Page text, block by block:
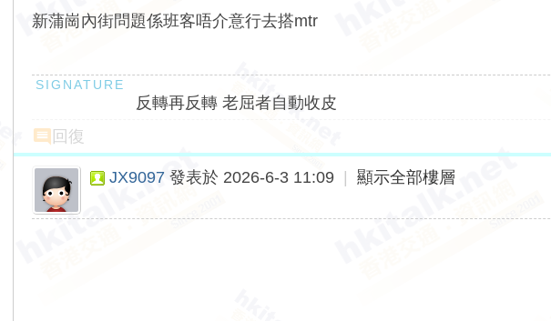
新蒲崗內街問題係班客唔介意行去搭mtr
反轉再反轉 老屈者自動收皮
回復
JX9097 發表於 2026-6-3 11:09 顯示全部樓層